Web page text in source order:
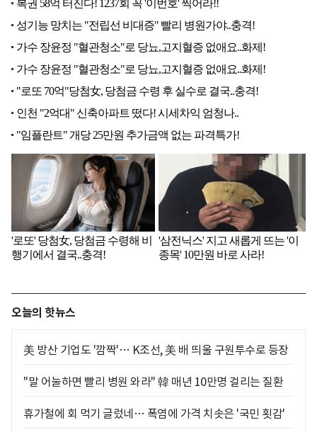
오늘의 핫뉴스
美 방산 기업도 '깜짝'… K조선, 美 배 띄울 구원투수로 등장
"말 어눌하면 빨리 병원 와라" 韓 매년 10만명 걸리는 질환
휴가철에 회 먹기 글렀네… 폭염에 가격 치솟은 '국민 횟감'